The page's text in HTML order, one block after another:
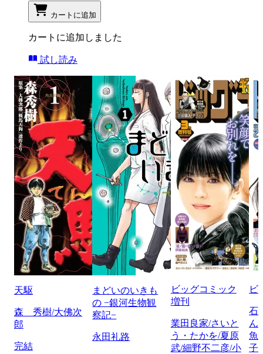
カートに追加
カートに追加しました
試し読み
天駆
森 秀樹/大佛次
郎
完結
まどいのいきも
の −銀河生物観
察記−
永田礼路
ビッグコミック
増刊
業田良家/さいと
う・たかを/夏原
武/細野不二彦/小
ビ
石
ん
魚
子